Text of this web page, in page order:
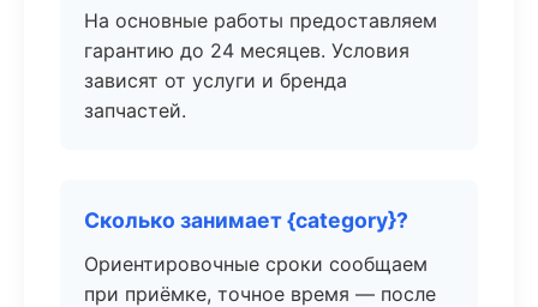
На основные работы предоставляем
гарантию до 24 месяцев. Условия
зависят от услуги и бренда
запчастей.
Сколько занимает {category}?
Ориентировочные сроки сообщаем
при приёмке, точное время — после